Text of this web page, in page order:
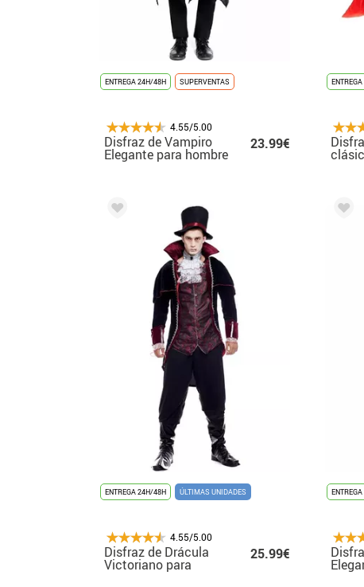
ENTREGA 24H/48H SUPERVENTAS
4.55/5.00
Disfraz de Vampiro
Elegante para hombre
23.99€
ENTREGA 24H/48H ÚLTIMAS UNIDADES
4.55/5.00
Disfraz de Drácula
Victoriano para
25.99€